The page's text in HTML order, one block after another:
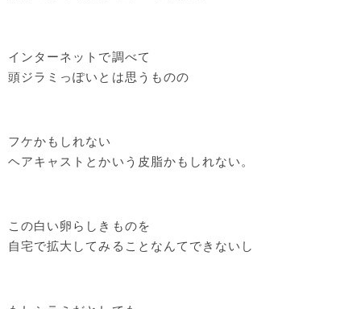
インターネットで調べて
頭ジラミっぽいとは思うものの
フケかもしれない
ヘアキャストとかいう皮脂かもしれない。
この白い卵らしきものを
自宅で拡大してみることなんてできないし